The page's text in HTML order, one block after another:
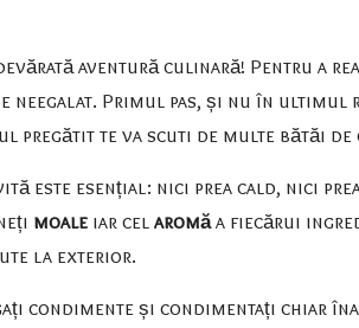
aventură culinară! Pentru a
Primul pas, și nu în ultimul
pregătit te va scuti de multe bătăi de
este esențial: nici prea cald, nici
moale iar cel aromăa fiecărui
la exterior.
condimente și condimentați chiar